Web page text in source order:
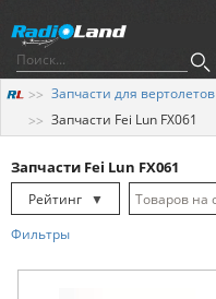
Запчасти для вертолетов
Запчасти Fei Lun FX061
Запчасти Fei Lun FX061
Рейтинг
▼
Рейтинг
Фильтры